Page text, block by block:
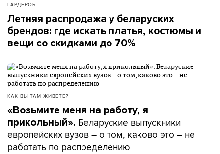
ГАРДЕРОБ
Летняя распродажа у беларуских
брендов: где искать платья, костюмы и
вещи со скидками до 70%
КАК ВЫ ТАМ ЖИВЕТЕ?
«Возьмите меня на работу, я
прикольный». Беларуские выпускники
европейских вузов – о том, каково это – не
работать по распределению